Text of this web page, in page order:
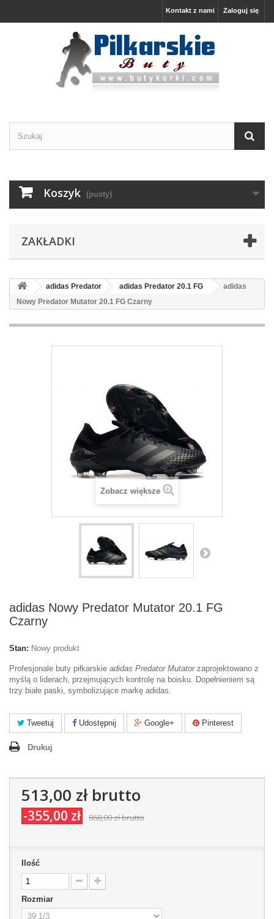
Zaloguj się
Kontakt z nami
Koszyk (pusty)
ZAKŁADKI
adidas Predator adidas Predator 20.1 FG
adidas
Nowy Predator Mutator 20.1 FG Czarny
Zobacz większe
adidas Nowy Predator Mutator 20.1 FG
Czarny
Stan: Nowy produkt
Profesjonale buty piłkarskie adidas Predator Mutatorzaprojektowano z
myślą o liderach, przejmujących kontrolę na boisku. Dopełnieniem są
trzy białe paski, symbolizujące markę adidas.
Tweetuj Udostępnij Google+ Pinterest
Drukuj
513,00 złbrutto
-355,00 zł 868,00 złbrutto
Ilość
Rozmiar